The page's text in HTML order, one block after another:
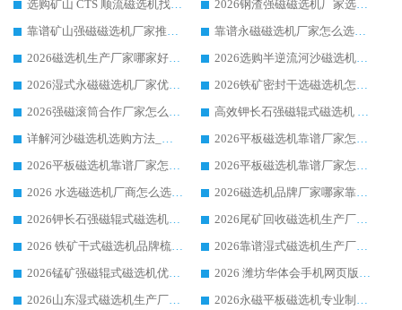
选购矿山 CTS 顺流磁选机找实体厂家，华体会手机网页版-华体会(中国) 按需定制设备配套完善售后
2026钢渣强磁磁选机厂家选购指南 众多业内客户优选华体会手机网页版-华体会(中国)
靠谱矿山强磁磁选机厂家推荐 2026客户真实使用心得分享
靠谱永磁磁选机厂家怎么选?福建客户真实体验分享华体会手机网页版-华体会(中国) 品牌
2026磁选机生产厂家哪家好?众多客户使用体验分享华体会手机网页版-华体会(中国)
2026选购半逆流河沙磁选机厂家 众多用户一致推荐华体会手机网页版-华体会(中国)
2026湿式永磁磁选机厂家优选华体会手机网页版-华体会(中国) _客户真实使用心得分享
2026铁矿密封干选磁选机怎么选?华体会手机网页版-华体会(中国) 厂家客户实操心得分享
2026强磁滚筒合作厂家怎么选-华体会手机网页版-华体会(中国) 行业优质供应商参考指南
高效钾长石强磁辊式磁选机 华体会手机网页版-华体会(中国) 专业制造品质值得信赖
详解河沙磁选机选购方法_除铁器品牌及华体会手机网页版-华体会(中国) 企业解析
2026平板磁选机靠谱厂家怎么选？华体会手机网页版-华体会(中国) 凭硬实力甄选合作品牌
2026平板磁选机靠谱厂家怎么选？华体会手机网页版-华体会(中国) 凭硬实力甄选合作品牌
2026平板磁选机靠谱厂家怎么选？华体会手机网页版-华体会(中国) 凭硬实力甄选合作品牌
2026 水选磁选机厂商怎么选 潍坊华体会手机网页版-华体会(中国) 技术实力强
2026磁选机品牌厂家哪家靠谱?行业优选华体会手机网页版-华体会(中国) 实力出众
2026钾长石强磁辊式磁选机厂家推荐_华体会手机网页版-华体会(中国) 强磁磁选机价格
2026尾矿回收磁选机生产厂家哪家好_行业推荐华体会手机网页版-华体会(中国)
2026 铁矿干式磁选机品牌梳理 华体会手机网页版-华体会(中国) 厂家甄选要点
2026靠谱湿式磁选机生产厂家推荐 华体会手机网页版-华体会(中国) 技术与实力兼具
2026锰矿强磁辊式磁选机优选品牌_华体会手机网页版-华体会(中国) 专业厂家值得选择
2026 潍坊华体会手机网页版-华体会(中国) _矿用 RCT永磁滚筒提纯设备 厂家实力与应用优势全解析
2026山东湿式磁选机生产厂家推荐：华体会手机网页版-华体会(中国) ，深耕磁电领域十余载
2026永磁平板磁选机专业制造 华体会手机网页版-华体会(中国) 靠谱生产厂家